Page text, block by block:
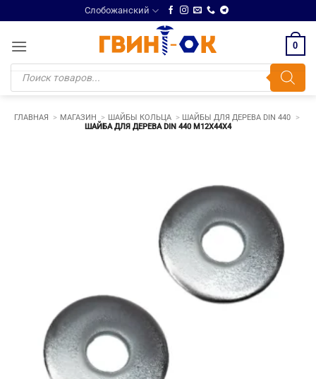
to
content
Слобожанский
0
Поиск
товаров
ГЛАВНАЯ МАГАЗИН ШАЙБЫ КОЛЬЦА
ШАЙБЫ ДЛЯ ДЕРЕВА DIN 440
ШАЙБА ДЛЯ ДЕРЕВА DIN 440 М12Х44Х4